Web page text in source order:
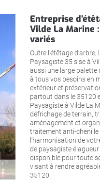
Entreprise
Vilde La Marine
variés
Outre l’étêtage
Paysagiste 35 sise à
aussi une large palette
à tous vos besoins en
extérieur et
partout dans le 35120
Paysagiste à Vilde La
défrichage de terrain,
aménagement et
traitement anti-
l’harmonisation de
de paysagiste
disponible pour toute
visant à rendre
35120.